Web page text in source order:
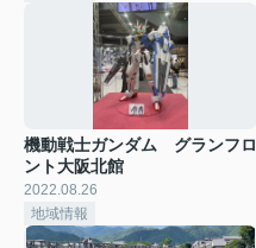
機動戦士ガンダム グランフロ
ント大阪北館
2022.08.26
地域情報